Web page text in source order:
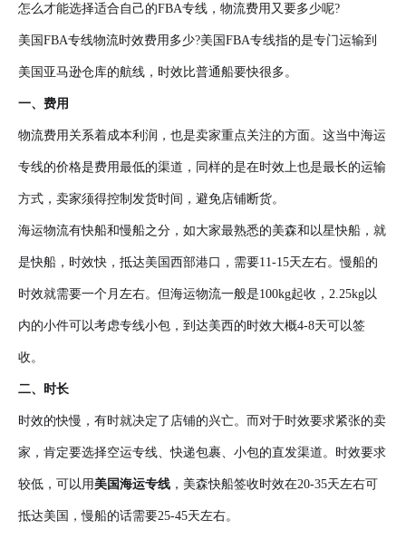
怎么才能选择适合自己的FBA专线，物流费用又要多少呢?
美国FBA专线物流时效费用多少?美国FBA专线指的是专门运输到
美国亚马逊仓库的航线，时效比普通船要快很多。
一、费用
物流费用关系着成本利润，也是卖家重点关注的方面。这当中海运
专线的价格是费用最低的渠道，同样的是在时效上也是最长的运输
方式，卖家须得控制发货时间，避免店铺断货。
海运物流有快船和慢船之分，如大家最熟悉的美森和以星快船，就
是快船，时效快，抵达美国西部港口，需要11-15天左右。慢船的
时效就需要一个月左右。但海运物流一般是100kg起收，2.25kg以
内的小件可以考虑专线小包，到达美西的时效大概4-8天可以签
收。
二、时长
时效的快慢，有时就决定了店铺的兴亡。而对于时效要求紧张的卖
家，肯定要选择空运专线、快递包裹、小包的直发渠道。时效要求
较低，可以用美国海运专线 ，美森快船签收时效在20-35天左右可
抵达美国，慢船的话需要25-45天左右。